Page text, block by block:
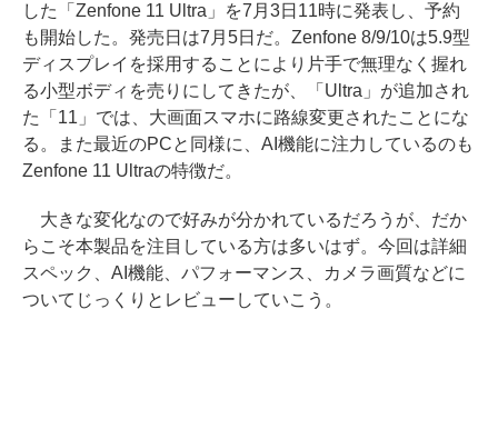
した「Zenfone 11 Ultra」を7月3日11時に発表し、予約
も開始した。発売日は7月5日だ。Zenfone 8/9/10は5.9型
ディスプレイを採用することにより片手で無理なく握れ
る小型ボディを売りにしてきたが、「Ultra」が追加され
た「11」では、大画面スマホに路線変更されたことにな
る。また最近のPCと同様に、AI機能に注力しているのも
Zenfone 11 Ultraの特徴だ。
大きな変化なので好みが分かれているだろうが、だか
らこそ本製品を注目している方は多いはず。今回は詳細
スペック、AI機能、パフォーマンス、カメラ画質などに
ついてじっくりとレビューしていこう。